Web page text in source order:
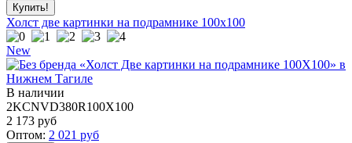
Холст две картинки на подрамнике 100x100
New
В наличии
2KCNVD380R100X100
2 173 руб
Оптом: 2 021 руб